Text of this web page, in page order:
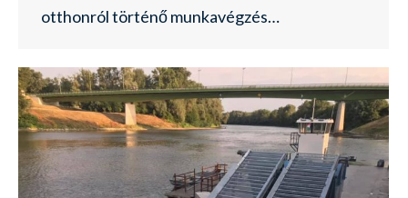
otthonról történő munkavégzés…